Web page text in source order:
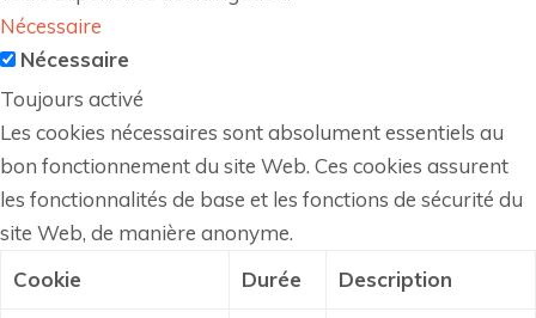
Nécessaire
Nécessaire
Toujours activé
Les cookies nécessaires sont absolument essentiels au
bon fonctionnement du site Web. Ces cookies assurent
les fonctionnalités de base et les fonctions de sécurité du
site Web, de manière anonyme.
Cookie
Durée Description